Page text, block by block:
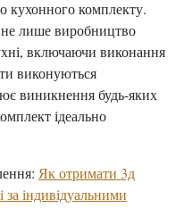
кухонного комплекту.
лише виробництво
включаючи виконання
виконуються
виникнення будь-яких
ідеально
Як отримати 3д
за індивідуальними